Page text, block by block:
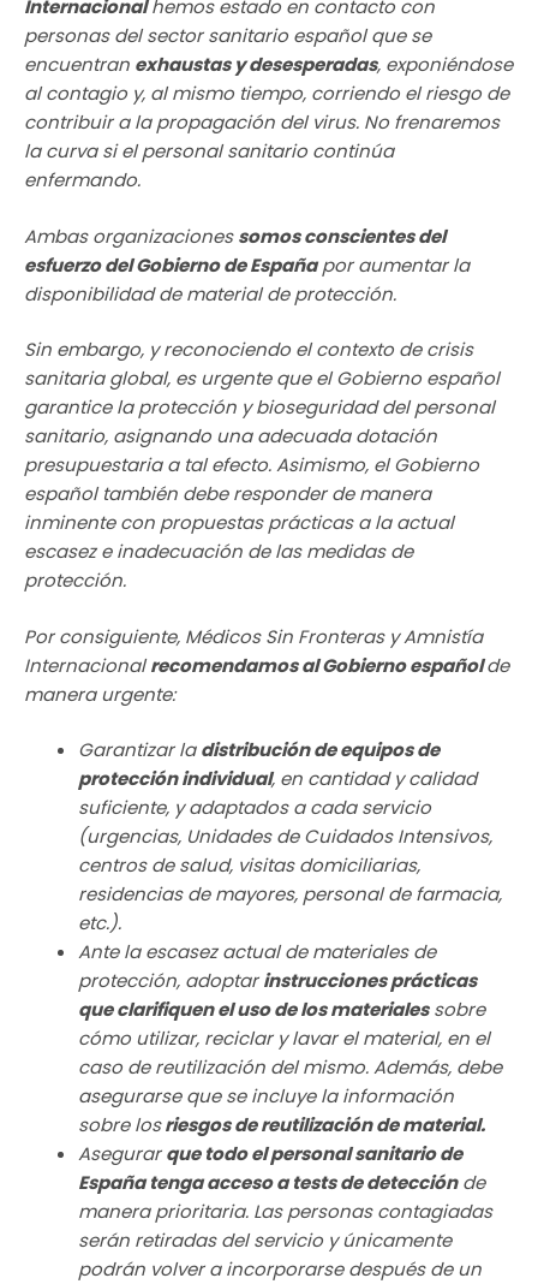
Internacionalhemos estado en contacto con
personas del sector sanitario español que se
encuentran exhaustas y desesperadas, exponiéndose
al contagio y, al mismo tiempo, corriendo el riesgo de
contribuir a la propagación del virus. No frenaremos
la curva si el personal sanitario continúa
enfermando.
Ambas organizacionessomos conscientes del
esfuerzo del Gobierno de Españapor aumentar la
disponibilidad de material de protección.
Sin embargo, y reconociendo el contexto de crisis
sanitaria global, es urgente que el Gobierno español
garantice la protección y bioseguridad del personal
sanitario, asignando una adecuada dotación
presupuestaria a tal efecto. Asimismo, el Gobierno
español también debe responder de manera
inminente con propuestas prácticas a la actual
escasez e inadecuación de las medidas de
protección.
Por consiguiente, Médicos Sin Fronteras y Amnistía
Internacionalrecomendamos al Gobierno españolde
manera urgente:
Garantizar ladistribución de equipos de
protección individual, en cantidad y calidad
suficiente, y adaptados a cada servicio
(urgencias, Unidades de Cuidados Intensivos,
centros de salud, visitas domiciliarias,
residencias de mayores, personal de farmacia,
etc.).
Ante la escasez actual de materiales de
protección, adoptarinstrucciones prácticas
que clarifiquen el uso de los materialessobre
cómo utilizar, reciclar y lavar el material, en el
caso de reutilización del mismo. Además, debe
asegurarse que se incluye la información
sobre losriesgos de reutilización de material.
Asegurarque todo el personal sanitario de
España tenga acceso a tests de detecciónde
manera prioritaria. Las personas contagiadas
serán retiradas del servicio y únicamente
podrán volver a incorporarse después de un